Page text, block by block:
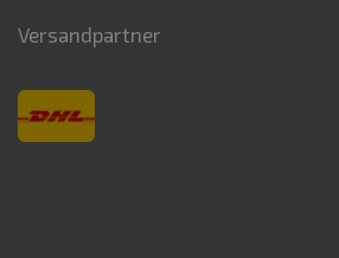
Versandpartner